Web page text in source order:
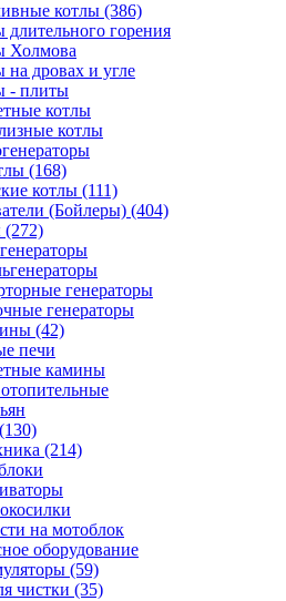
котлы (386)
длительного горения
Холмова
на дровах и угле
- плиты
котлы
котлы
(168)
котлы (111)
(Бойлеры) (404)
(272)
генераторы
генераторы
(42)
печи
камины
(214)
на мотоблок
оборудование
(59)
чистки (35)